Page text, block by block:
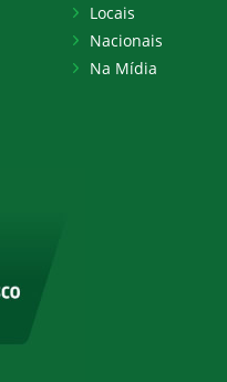
Locais
Nacionais
Na Mídia